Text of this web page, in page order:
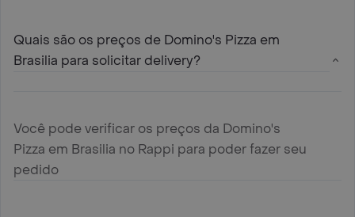
Quais são os preços de Domino's Pizza em
Brasilia para solicitar delivery?
Você pode verificar os preços da Domino's
Pizza em Brasilia no Rappi para poder fazer seu
pedido